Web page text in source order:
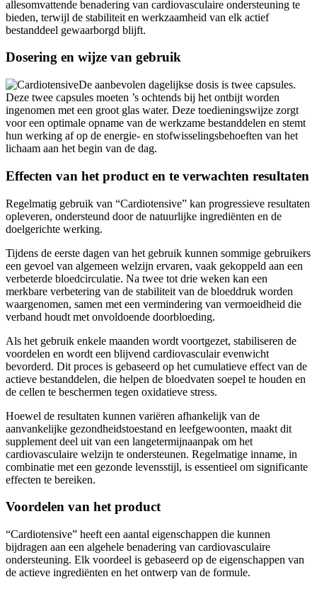
allesomvattende benadering van cardiovasculaire ondersteuning te
bieden, terwijl de stabiliteit en werkzaamheid van elk actief
bestanddeel gewaarborgd blijft.
Dosering en wijze van gebruik
De aanbevolen dagelijkse dosis is twee capsules.
Deze twee capsules moeten ’s ochtends bij het ontbijt worden
ingenomen met een groot glas water. Deze toedieningswijze zorgt
voor een optimale opname van de werkzame bestanddelen en stemt
hun werking af op de energie- en stofwisselingsbehoeften van het
lichaam aan het begin van de dag.
Effecten van het product en te verwachten resultaten
Regelmatig gebruik van “Cardiotensive” kan progressieve resultaten
opleveren, ondersteund door de natuurlijke ingrediënten en de
doelgerichte werking.
Tijdens de eerste dagen van het gebruik kunnen sommige gebruikers
een gevoel van algemeen welzijn ervaren, vaak gekoppeld aan een
verbeterde bloedcirculatie. Na twee tot drie weken kan een
merkbare verbetering van de stabiliteit van de bloeddruk worden
waargenomen, samen met een vermindering van vermoeidheid die
verband houdt met onvoldoende doorbloeding.
Als het gebruik enkele maanden wordt voortgezet, stabiliseren de
voordelen en wordt een blijvend cardiovasculair evenwicht
bevorderd. Dit proces is gebaseerd op het cumulatieve effect van de
actieve bestanddelen, die helpen de bloedvaten soepel te houden en
de cellen te beschermen tegen oxidatieve stress.
Hoewel de resultaten kunnen variëren afhankelijk van de
aanvankelijke gezondheidstoestand en leefgewoonten, maakt dit
supplement deel uit van een langetermijnaanpak om het
cardiovasculaire welzijn te ondersteunen. Regelmatige inname, in
combinatie met een gezonde levensstijl, is essentieel om significante
effecten te bereiken.
Voordelen van het product
“Cardiotensive” heeft een aantal eigenschappen die kunnen
bijdragen aan een algehele benadering van cardiovasculaire
ondersteuning. Elk voordeel is gebaseerd op de eigenschappen van
de actieve ingrediënten en het ontwerp van de formule.